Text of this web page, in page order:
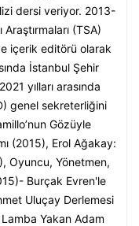
dersi veriyor. 2013-
Araştırmaları (TSA)
içerik editörü olarak
İstanbul Şehir
yılları arasında
genel sekreterliğini
Gözüyle
(2015), Erol Ağakay:
Oyuncu, Yönetmen,
Burçak Evren'le
Uluçay Derlemesi
Yakan Adam